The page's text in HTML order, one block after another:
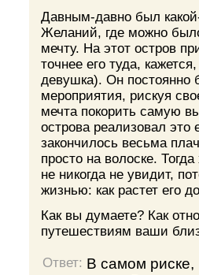
Давным-давно был
Желаний, где можно
мечту. На этот остров
точнее его туда,
девушка). Он постоянно
мероприятия, рискуя
мечта покорить самую
острова реализовал это
закончилось весьма
просто на волоске.
не никогда не увидит,
жизнью: как растет его
Как вы думаете? Как
путешествиям ваши
Ответ: В самом риске,